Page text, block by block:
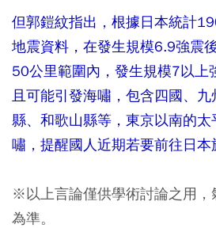
但郭鎧紋指出，根據日本統計
地震資料，在發生規模6.9強震
50公里範圍內，發生規模7以上
且可能引發海嘯，包含四國、
縣、和歌山縣等，東京以南的
嘯，提醒國人近期若要前往日本
※以上言論僅供學術討論之用，
為準。